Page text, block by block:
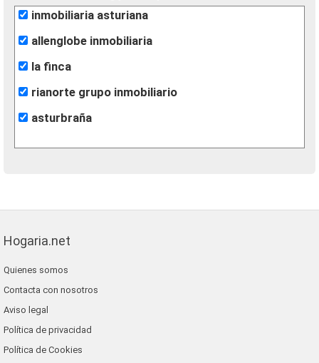
inmobiliaria asturiana
allenglobe inmobiliaria
la finca
rianorte grupo inmobiliario
asturbraña
Hogaria.net
Quienes somos
Contacta con nosotros
Aviso legal
Política de privacidad
Política de Cookies